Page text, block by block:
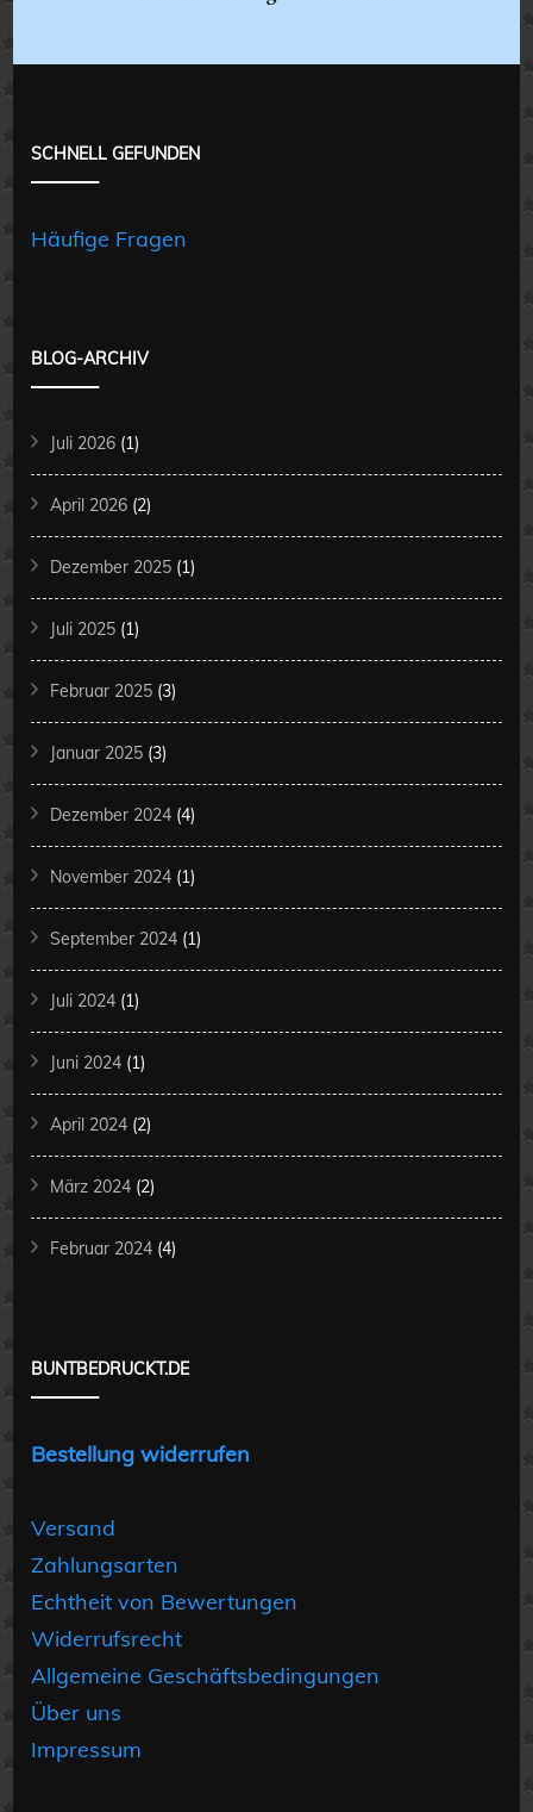
SCHNELL GEFUNDEN
Häufige Fragen
BLOG-ARCHIV
Juli 2026 (1)
April 2026 (2)
Dezember 2025 (1)
Juli 2025 (1)
Februar 2025 (3)
Januar 2025 (3)
Dezember 2024 (4)
November 2024 (1)
September 2024 (1)
Juli 2024 (1)
Juni 2024 (1)
April 2024 (2)
März 2024 (2)
Februar 2024 (4)
BUNTBEDRUCKT.DE
Bestellung widerrufen
Versand
Zahlungsarten
Echtheit von Bewertungen
Widerrufsrecht
Allgemeine Geschäftsbedingungen
Über uns
Impressum